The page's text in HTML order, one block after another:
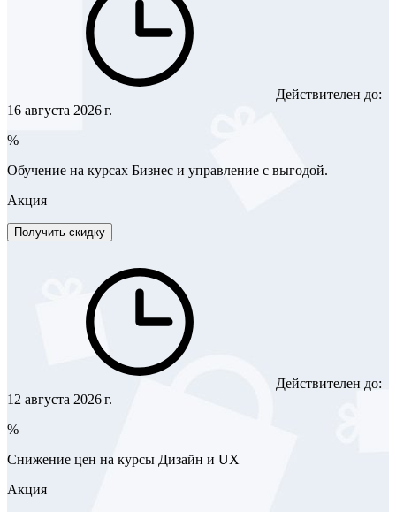
Действителен до:
16 августа 2026 г.
%
Обучение на курсах Бизнес и управление с выгодой.
Акция
Получить скидку
Действителен до:
12 августа 2026 г.
%
Снижение цен на курсы Дизайн и UX
Акция